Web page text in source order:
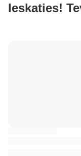
Ieskaties!